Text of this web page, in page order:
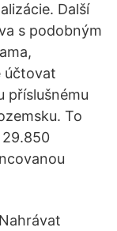
Další
s podobným
účtovat
příslušnému
To
29.850
Nahrávat